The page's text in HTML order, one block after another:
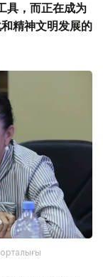
具，而正在成为
精神文明发展的